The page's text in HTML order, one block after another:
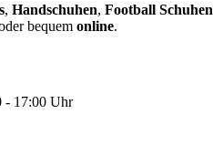
, Handschuhen, Football Schuhen
bequem online.
- 17:00 Uhr